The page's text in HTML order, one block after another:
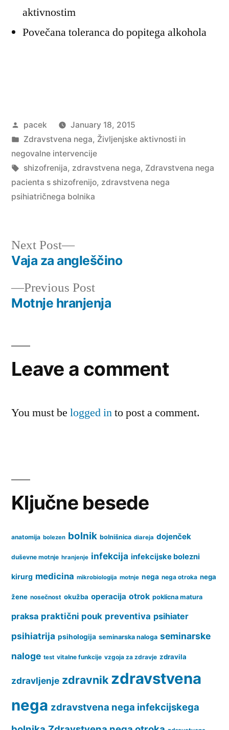
aktivnostim
Povečana toleranca do popitega alkohola
Posted
by
pacek
January 18, 2015
Posted
in
Zdravstvena nega, Življenjske aktivnosti in
negovalne intervencije
Tags:
shizofrenija, zdravstvena nega, Zdravstvena nega
pacienta s shizofrenijo, zdravstvena nega
psihiatričnega bolnika
Post
navigation
Previous PostPrevious
post:
Motnje hranjenja
Next Post
Next
post:
Vaja za angleščino
Leave a comment
You must be logged into post a comment.
Ključne besede
anatomija bolezen bolnik bolnišnica diareja dojenček
duševne motnje hranjenje infekcija infekcijske bolezni
kirurg medicina mikrobiologija motnje nega nega otroka nega
žene nosečnost okužba operacija otrok poklicna matura
praksa praktični pouk preventiva psihiater
psihiatrija psihologija seminarska naloga seminarske
naloge test vitalne funkcije vzgoja za zdravje zdravila
zdravljenje zdravnik zdravstvena
nega zdravstvena nega infekcijskega